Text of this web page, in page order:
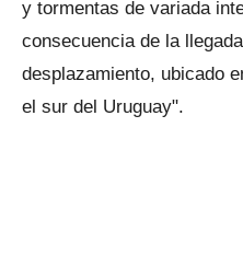
y tormentas de variada
consecuencia de la
desplazamiento, ubicado
el sur del Uruguay".